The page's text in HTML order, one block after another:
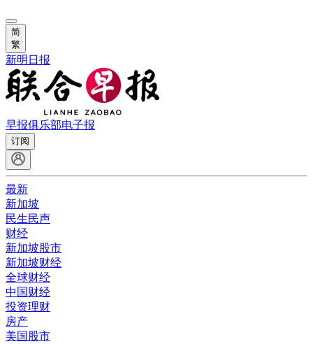
简
繁
新明日报
早报俱乐部电子报
订阅
最新
新加坡
民生民声
财经
新加坡股市
新加坡财经
全球财经
中国财经
投资理财
房产
美国股市